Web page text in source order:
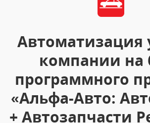
Автоматизация
компании на
программного
«Альфа-Авто:
+ Автозапчасти